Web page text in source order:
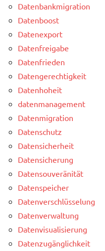
Datenbankmigration
Datenboost
Datenexport
Datenfreigabe
Datenfrieden
Datengerechtigkeit
Datenhoheit
datenmanagement
Datenmigration
Datenschutz
Datensicherheit
Datensicherung
Datensouveränität
Datenspeicher
Datenverschlüsselung
Datenverwaltung
Datenvisualisierung
Datenzugänglichkeit